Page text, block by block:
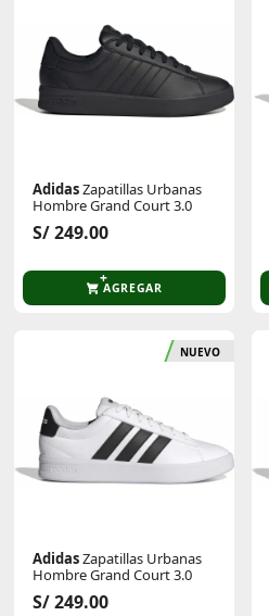
AdidasZapatillas Urbanas
Hombre Grand Court 3.0
S/ 249.00
AGREGAR
NUEVO
AdidasZapatillas Urbanas
Hombre Grand Court 3.0
S/ 249.00